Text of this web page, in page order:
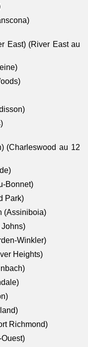
East) (River East au
(Charleswood au 12
Bonnet)
Park)
(Assiniboia)
Johns)
Winkler)
Heights)
Richmond)